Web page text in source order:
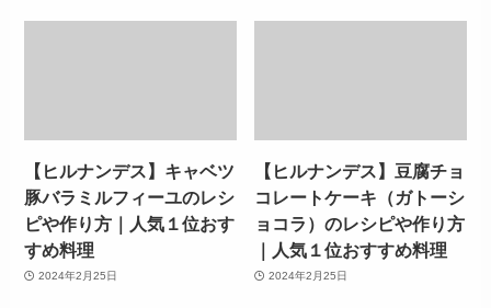
【ヒルナンデス】キャベツ
豚バラミルフィーユのレシ
ピや作り方｜人気１位おす
すめ料理
2024年2月25日
【ヒルナンデス】豆腐チョ
コレートケーキ（ガトーシ
ョコラ）のレシピや作り方
｜人気１位おすすめ料理
2024年2月25日